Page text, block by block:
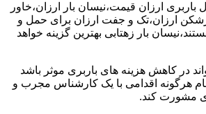
باربری ارزان قیمت،نیسان بار ارزان،خاور
ارزان،تک و جفت ارزان برای حمل و
بار زهتابی بهترین گزینه خواهد
در کاهش هزینه های باربری موثر باشد
هرگونه اقدامی با یک کارشناس مجرب و
مشورت کند.